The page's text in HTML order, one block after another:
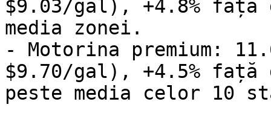
$9.03/gal), +4.8%
media zonei.
- Motorina premium:
$9.70/gal), +4.5% față
peste media celor 10